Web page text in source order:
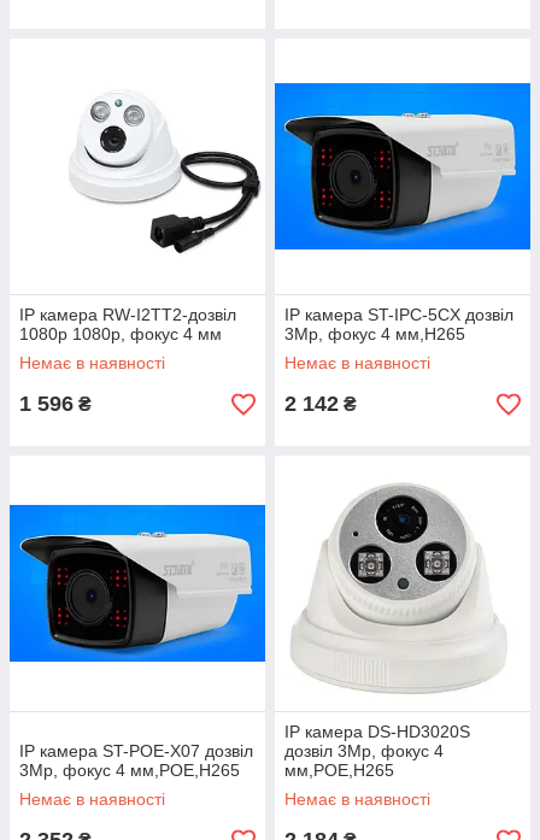
IP камера RW-I2TT2-дозвіл
1080p 1080p, фокус 4 мм
Немає в наявності
1 596 ₴
IP камера ST-IPC-5CX дозвіл
3Mp, фокус 4 мм,H265
Немає в наявності
2 142 ₴
IP камера ST-POE-X07 дозвіл
3Mp, фокус 4 мм,POE,H265
Немає в наявності
IP камера DS-HD3020S
дозвіл 3Mp, фокус 4
мм,POE,H265
Немає в наявності